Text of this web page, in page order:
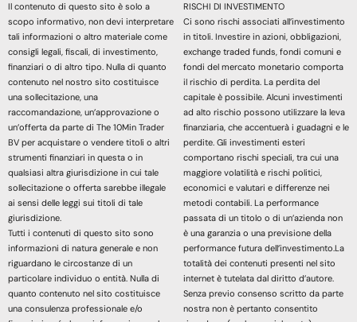
Il contenuto di questo sito è solo a
scopo informativo, non devi interpretare
tali informazioni o altro materiale come
consigli legali, fiscali, di investimento,
finanziari o di altro tipo. Nulla di quanto
contenuto nel nostro sito costituisce
una sollecitazione, una
raccomandazione, un’approvazione o
un’offerta da parte di The 10Min Trader
BV per acquistare o vendere titoli o altri
strumenti finanziari in questa o in
qualsiasi altra giurisdizione in cui tale
sollecitazione o offerta sarebbe illegale
ai sensi delle leggi sui titoli di tale
giurisdizione.
Tutti i contenuti di questo sito sono
informazioni di natura generale e non
riguardano le circostanze di un
particolare individuo o entità. Nulla di
quanto contenuto nel sito costituisce
una consulenza professionale e/o
RISCHI DI INVESTIMENTO
Ci sono rischi associati all’investimento
in titoli. Investire in azioni, obbligazioni,
exchange traded funds, fondi comuni e
fondi del mercato monetario comporta
il rischio di perdita. La perdita del
capitale è possibile. Alcuni investimenti
ad alto rischio possono utilizzare la leva
finanziaria, che accentuerà i guadagni e le
perdite. Gli investimenti esteri
comportano rischi speciali, tra cui una
maggiore volatilità e rischi politici,
economici e valutari e differenze nei
metodi contabili. La performance
passata di un titolo o di un’azienda non
è una garanzia o una previsione della
performance futura dell’investimento.La
totalità dei contenuti presenti nel sito
internet è tutelata dal diritto d’autore.
Senza previo consenso scritto da parte
nostra non è pertanto consentito